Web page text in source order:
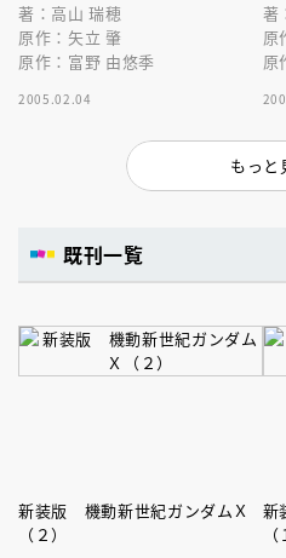
著：高山 瑞穂
原作：矢立 肇
原作：富野 由悠季
2005.02.04
著
原
原
もっと
既刊一覧
新装版 機動新世紀ガンダムＸ
（２）
新